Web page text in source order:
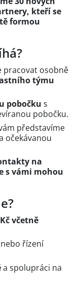
kteří se
formou
pracovat osobně
týmu
pobočku s
pobočku.
představíme
očekávanou
na
s vámi mohou
včetně
řízení
a spolupráci na